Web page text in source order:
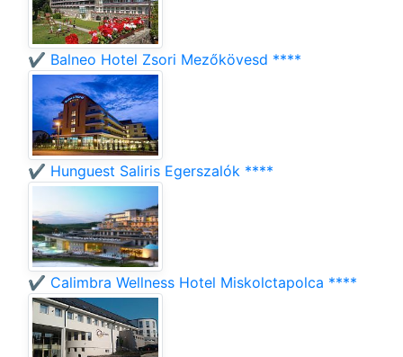
✔️ Balneo Hotel Zsori Mezőkövesd ****
✔️ Hunguest Saliris Egerszalók ****
✔️ Calimbra Wellness Hotel Miskolctapolca ****